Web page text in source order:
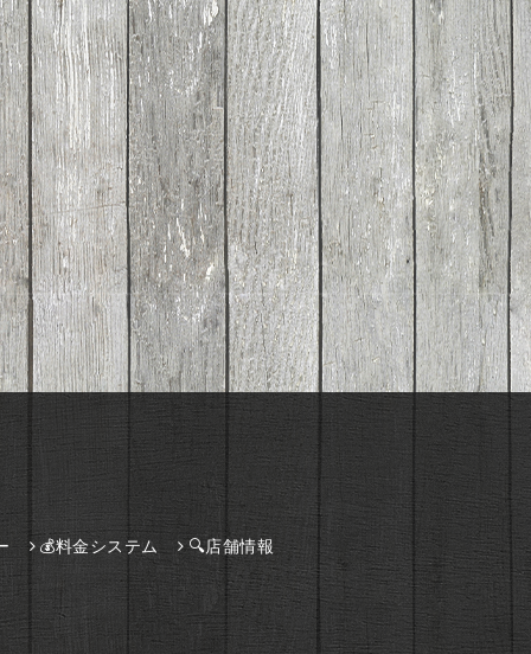
💰料金システム 🔍店舗情報